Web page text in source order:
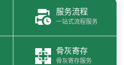
服务流程
一站式流程服务
骨灰寄存
骨灰寄存服务